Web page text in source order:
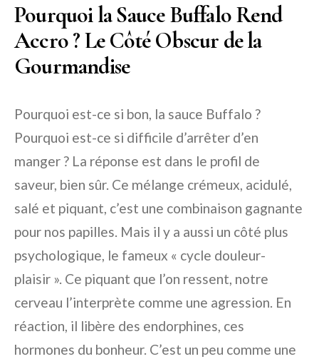
Pourquoi la Sauce Buffalo Rend
Accro ? Le Côté Obscur de la
Gourmandise
Pourquoi est-ce si bon, la sauce Buffalo ?
Pourquoi est-ce si difficile d’arrêter d’en
manger ? La réponse est dans le profil de
saveur, bien sûr. Ce mélange crémeux, acidulé,
salé et piquant, c’est une combinaison gagnante
pour nos papilles. Mais il y a aussi un côté plus
psychologique, le fameux « cycle douleur-
plaisir ». Ce piquant que l’on ressent, notre
cerveau l’interprète comme une agression. En
réaction, il libère des endorphines, ces
hormones du bonheur. C’est un peu comme une